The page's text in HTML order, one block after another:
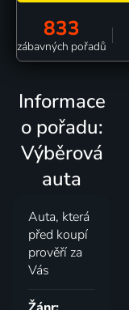
833
zábavných pořadů
Informace
o pořadu:
Výběrová
auta
Auta, která
před koupí
prověří za
Vás